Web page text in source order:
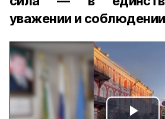
уважении и